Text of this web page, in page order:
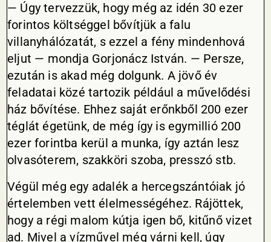
— Úgy tervezzük, hogy még az idén 30 ezer
forintos költséggel bővítjük a falu
villanyhálózatát, s ezzel a fény mindenhová
eljut — mondja Gorjonácz István. — Persze,
ezután is akad még dolgunk. A jövő év
feladatai közé tartozik például a művelődési
ház bővítése. Ehhez saját erőnkből 200 ezer
téglát égetünk, de még így is egymillió 200
ezer forintba kerül a munka, így aztán lesz
olvasóterem, szakköri szoba, presszó stb.
Végül még egy adalék a hercegszántóiak jó
értelemben vett élelmességéhez. Rájöttek,
hogy a régi malom kútja igen bő, kitűnő vizet
ad. Mivel a vízművel még várni kell, úgy